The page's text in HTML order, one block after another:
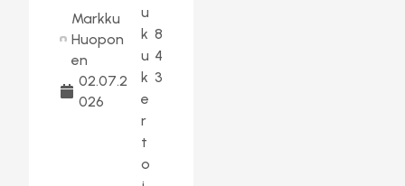
Markku
Huopon
en
02.07.2
026
u
k
u
k
e
r
t
o
8
4
3